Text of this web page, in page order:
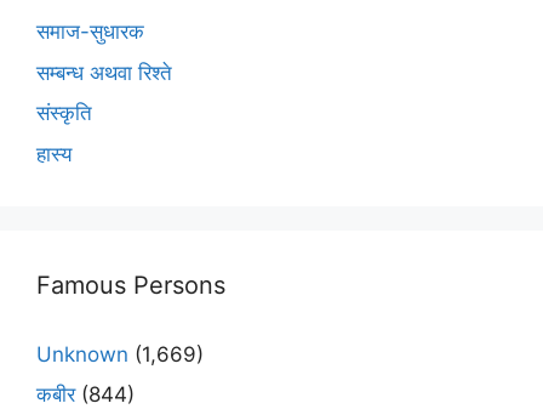
समाज-सुधारक
सम्बन्ध अथवा रिश्ते
संस्कृति
हास्य
Famous Persons
Unknown (1,669)
कबीर(844)